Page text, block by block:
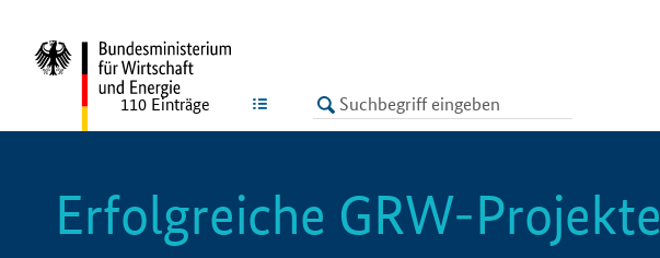
LISTE
110 Einträge
Erfolgreiche GRW-Projekte